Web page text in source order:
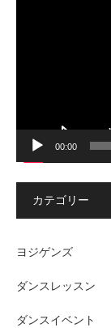
00:00
カテゴリー
ヨジゲンズ
ダンスレッスン
ダンスイベント